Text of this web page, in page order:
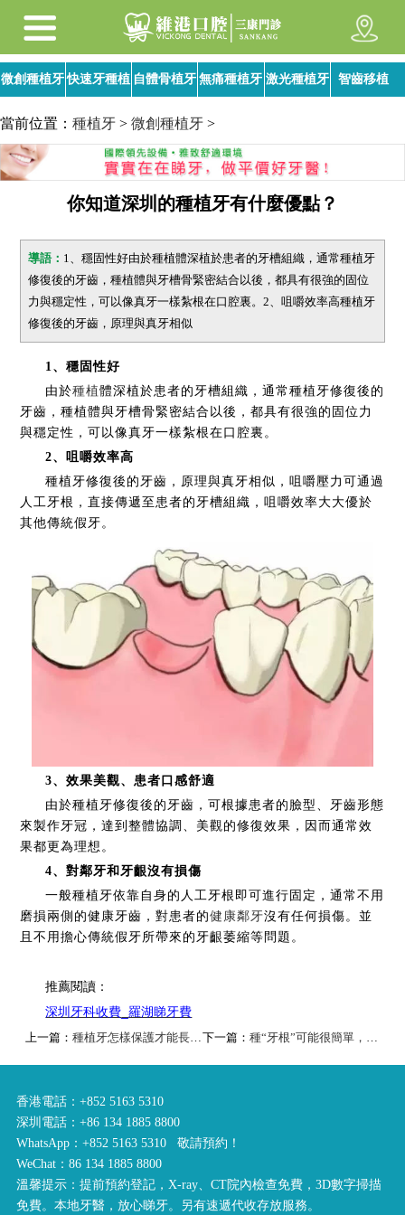
微創種植牙 快速牙種植 自體骨植牙 無痛種植牙 激光種植牙 智齒移植
當前位置： 種植牙 > 微創種植牙 >
你知道深圳的種植牙有什麼優點？
導語： 1、穩固性好由於種植體深植於患者的牙槽組織，通常種植牙
修復後的牙齒，種植體與牙槽骨緊密結合以後，都具有很強的固位
力與穩定性，可以像真牙一樣紮根在口腔裏。2、咀嚼效率高種植牙
修復後的牙齒，原理與真牙相似
1、穩固性好
由於種植體深植於患者的牙槽組織，通常種植牙修復後的
牙齒，種植體與牙槽骨緊密結合以後，都具有很強的固位力
與穩定性，可以像真牙一樣紮根在口腔裏。
2、咀嚼效率高
種植牙修復後的牙齒，原理與真牙相似，咀嚼壓力可通過
人工牙根，直接傳遞至患者的牙槽組織，咀嚼效率大大優於
其他傳統假牙。
3、效果美觀、患者口感舒適
由於種植牙修復後的牙齒，可根據患者的臉型、牙齒形態
來製作牙冠，達到整體協調、美觀的修復效果，因而通常效
果都更為理想。
4、對鄰牙和牙齦沒有損傷
一般種植牙依靠自身的人工牙根即可進行固定，通常不用
磨損兩側的健康牙齒，對患者的健康鄰牙沒有任何損傷。並
且不用擔心傳統假牙所帶來的牙齦萎縮等問題。
推薦閱讀：
深圳牙科收費 _羅湖睇牙費
上一篇：種植牙怎樣保護才能長久使用呢？ 下一篇： 種“牙根”可能很簡單，也可能很複雜
香港電話：+852 5163 5310
深圳電話：+86 134 1885 8800
WhatsApp：+852 5163 5310 敬請預約！
WeChat：86 134 1885 8800
溫馨提示：提前預約登記，X-ray、CT院內檢查免費，3D數字掃描
免費。本地牙醫，放心睇牙。另有速遞代收存放服務。